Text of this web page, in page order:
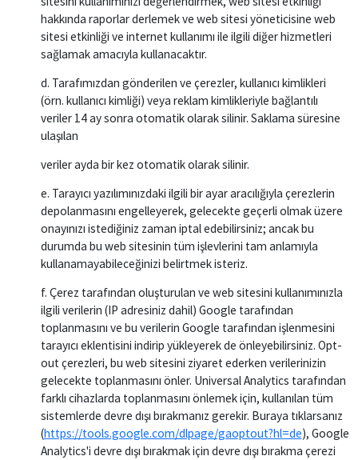
hakkında raporlar derlemek ve web sitesi yöneticisine web
sitesi etkinliği ve internet kullanımı ile ilgili diğer hizmetleri
sağlamak amacıyla kullanacaktır.
d. Tarafımızdan gönderilen ve çerezler, kullanıcı kimlikleri
(örn. kullanıcı kimliği) veya reklam kimlikleriyle bağlantılı
veriler 14 ay sonra otomatik olarak silinir. Saklama süresine
ulaşılan
veriler ayda bir kez otomatik olarak silinir.
e. Tarayıcı yazılımınızdaki ilgili bir ayar aracılığıyla çerezlerin
depolanmasını engelleyerek, gelecekte geçerli olmak üzere
onayınızı istediğiniz zaman iptal edebilirsiniz; ancak bu
durumda bu web sitesinin tüm işlevlerini tam anlamıyla
kullanamayabileceğinizi belirtmek isteriz.
f. Çerez tarafından oluşturulan ve web sitesini kullanımınızla
ilgili verilerin (IP adresiniz dahil) Google tarafından
toplanmasını ve bu verilerin Google tarafından işlenmesini
tarayıcı eklentisini indirip yükleyerek de önleyebilirsiniz. Opt-
out çerezleri, bu web sitesini ziyaret ederken verilerinizin
gelecekte toplanmasını önler. Universal Analytics tarafından
farklı cihazlarda toplanmasını önlemek için, kullanılan tüm
sistemlerde devre dışı bırakmanız gerekir. Buraya tıklarsanız
(https://tools.google.com/dlpage/gaoptout?hl=de), Google
Analytics'i devre dışı bırakmak için devre dışı bırakma çerezi